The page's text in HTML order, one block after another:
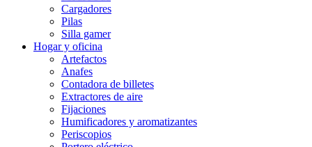
Cargadores
Pilas
Silla gamer
Hogar y oficina
Artefactos
Anafes
Contadora de billetes
Extractores de aire
Fijaciones
Humificadores y aromatizantes
Periscopios